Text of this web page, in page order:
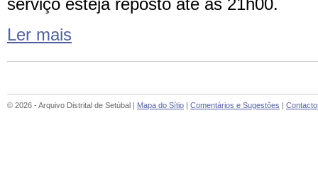
serviço esteja reposto até às 21h00.
Ler mais
© 2026 - Arquivo Distrital de Setúbal | Mapa do Sítio | Comentários e Sugestões |